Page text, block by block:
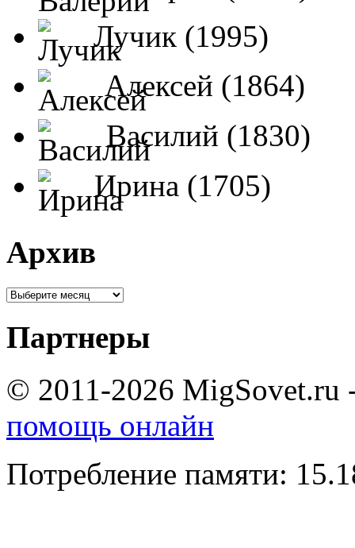
Лучик (1995)
Алексей (1864)
Василий (1830)
Ирина (1705)
Архив
Партнеры
© 2011-2026 MigSovet.ru
помощь онлайн
Потребление памяти: